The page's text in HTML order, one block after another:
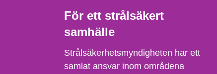
För ett strålsäkert
samhälle
Strålsäkerhetsmyndigheten har ett
samlat ansvar inom områdena